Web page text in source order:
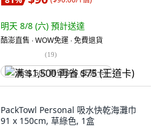
明天 8/8 (六) 預計送達
酷澎直售 ∙ WOW免運 ∙ 免費退貨
(19)
满 $1,500 再省 $75 (王道卡)
PackTowl Personal 吸水快乾海灘巾
91 x 150cm, 草綠色, 1盒